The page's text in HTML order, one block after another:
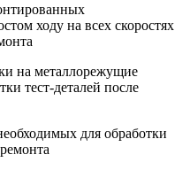
ходу на всех скоростях
на металлорежущие
тест-деталей после
для обработки